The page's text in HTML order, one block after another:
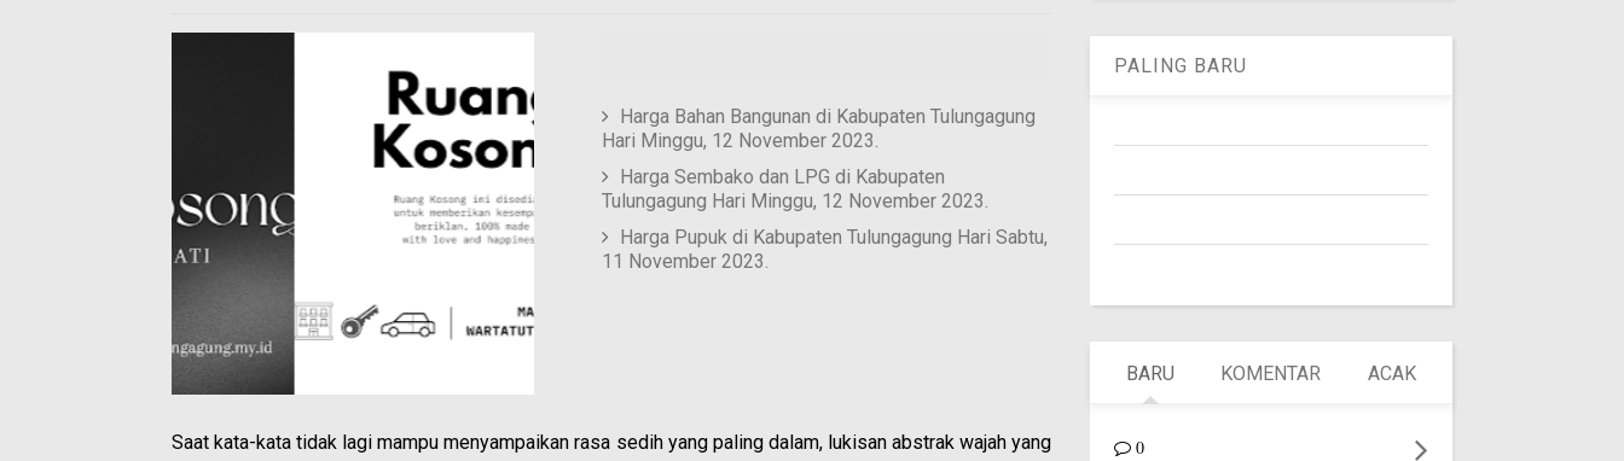
Harga Bahan Bangunan di Kabupaten Tulungagung
Hari Minggu, 12 November 2023.
Harga Sembako dan LPG di Kabupaten
Tulungagung Hari Minggu, 12 November 2023.
Harga Pupuk di Kabupaten Tulungagung Hari Sabtu,
11 November 2023.
Saat kata-kata tidak lagi mampu menyampaikan rasa sedih yang paling dalam, lukisan abstrak wajah yang
PALING BARU
BARU KOMENTAR ACAK
0